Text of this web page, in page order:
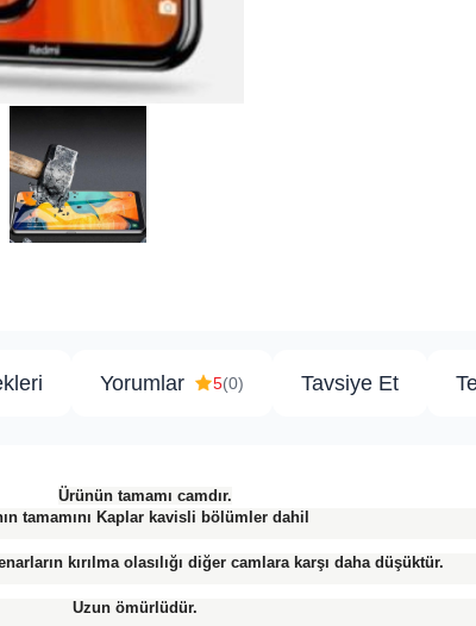
Yorumlar 5(0) Tavsiye Et
Ürünün tamamı camdır.
tamamını Kaplar kavisli bölümler dahil
kırılma olasılığı diğer camlara karşı daha düşüktür.
Uzun ömürlüdür.